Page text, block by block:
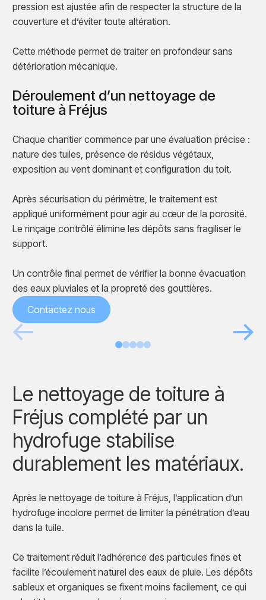
Avant Après
pression est ajustée afin de respecter la structure de la
couverture et d’éviter toute altération.
Cette méthode permet de traiter en profondeur sans
détérioration mécanique.
Déroulement d’un nettoyage de
toiture à Fréjus
Chaque chantier commence par une évaluation précise :
nature des tuiles, présence de résidus végétaux,
exposition au vent dominant et configuration du toit.
Après sécurisation du périmètre, le traitement est
appliqué uniformément pour agir au cœur de la porosité.
Le rinçage contrôlé élimine les dépôts sans fragiliser le
support.
Un contrôle final permet de vérifier la bonne évacuation
des eaux pluviales et la propreté des gouttières.
Contactez nous
Le nettoyage de toiture à
Fréjus complété par un
hydrofuge stabilise
durablement les matériaux.
Après le nettoyage de toiture à Fréjus, l’application d’un
hydrofuge incolore permet de limiter la pénétration d’eau
dans la tuile.
Ce traitement réduit l’adhérence des particules fines et
facilite l’écoulement naturel des eaux de pluie. Les dépôts
sableux et organiques se fixent moins facilement, ce qui